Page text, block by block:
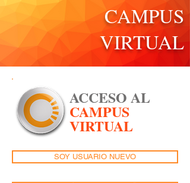
CAMPUS
VIRTUAL
ACCESO AL
CAMPUS
VIRTUAL
SOY USUARIO NUEVO